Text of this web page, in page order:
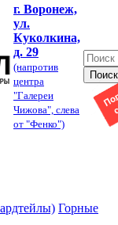
г. Воронеж,
ул.
Куколкина,
д. 29
(напротив
центра
"Галереи
Чижова", слева
от "Фенко")
Горные